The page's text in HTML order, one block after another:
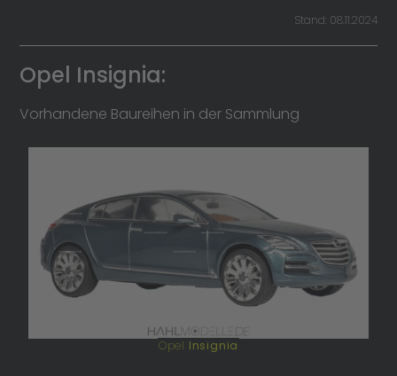
Stand: 08.11.2024
Opel Insignia:
Vorhandene Baureihen in der Sammlung
Opel Insignia